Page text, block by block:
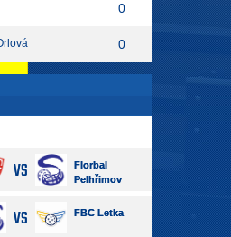
0
0
VS
Florbal
Pelhřimov
VS FBC Letka